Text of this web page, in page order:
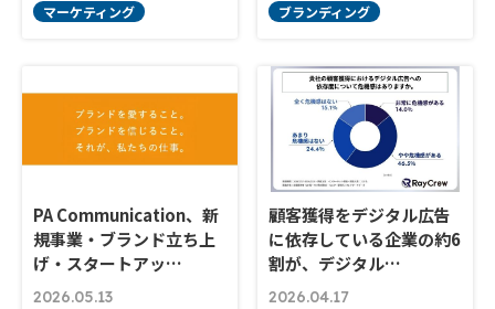
マーケティング ブランディング
PA Communication、新
規事業・ブランド立ち上
げ・スタートアッ…
2026.05.13
顧客獲得をデジタル広告
に依存している企業の約6
割が、デジタル…
2026.04.17